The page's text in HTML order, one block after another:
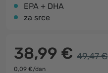
EPA + DHA
za srce
38,99 € 49,47 €
0,09 €/dan